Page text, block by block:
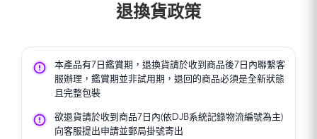
退換貨政策
本產品有7日鑑賞期，退換貨請於收到商品後7日內聯繫客
服辦理，鑑賞期並非試用期，退回的商品必須是全新狀態
且完整包裝
欲退貨請於收到商品7日內(依DJB系統記錄物流編號為主)
向客服提出申請並郵局掛號寄出